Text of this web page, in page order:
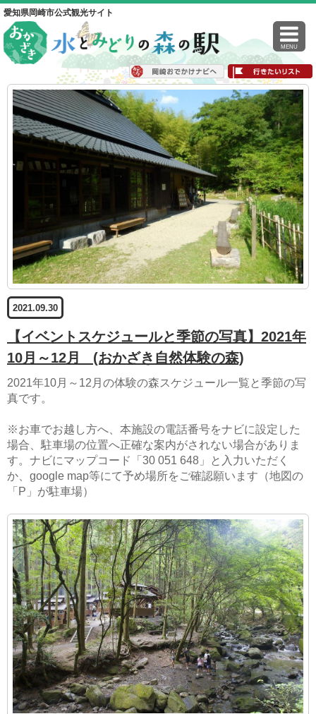
愛知県岡崎市公式観光サイト
MENU
2021.09.30
【イベントスケジュールと季節の写真】2021年
10月～12月 (おかざき自然体験の森)
2021年10月～12月の体験の森スケジュール一覧と季節の写
真です。
※お車でお越し方へ、本施設の電話番号をナビに設定した
場合、駐車場の位置へ正確な案内がされない場合がありま
す。ナビにマップコード「30 051 648」と入力いただく
か、google map等にて予め場所をご確認願います（地図の
「P」が駐車場）